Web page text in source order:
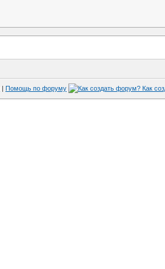
Помощь по форуму